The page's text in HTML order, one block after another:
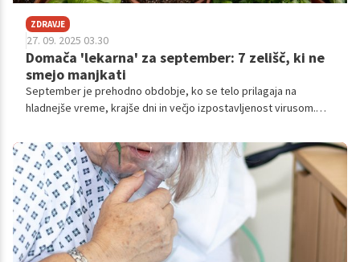
ZDRAVJE
27. 09. 2025 03.30
Domača 'lekarna' za september: 7 zelišč, ki ne
smejo manjkati
September je prehodno obdobje, ko se telo prilagaja na
hladnejše vreme, krajše dni in večjo izpostavljenost virusom.
pripravke iz zelišč, ki podpirajo vaš imunski sistem, pomirjajo
telo in preprečujejo jesenske tegobe.